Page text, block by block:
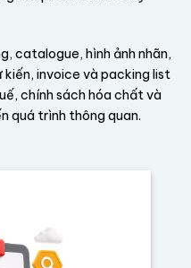
catalogue, hình ảnh nhãn,
kiến, invoice và packing list
chính sách hóa chất và
quá trình thông quan.